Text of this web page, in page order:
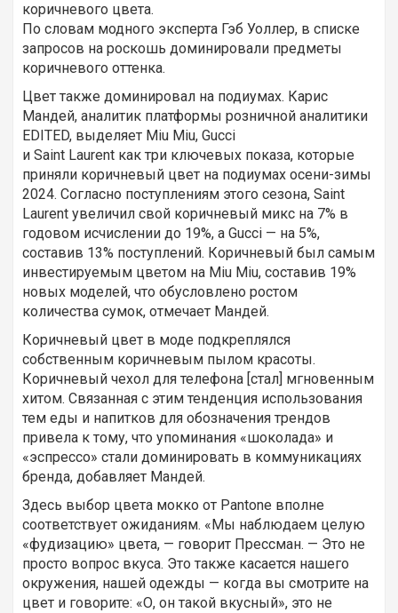
коричневого цвета.
По словам модного эксперта Гэб Уоллер, в списке
запросов на роскошь доминировали предметы
коричневого оттенка.
Цвет также доминировал на подиумах. Карис
Мандей, аналитик платформы розничной аналитики
EDITED, выделяет Miu Miu, Gucci
и Saint Laurent как три ключевых показа, которые
приняли коричневый цвет на подиумах осени-зимы
2024. Согласно поступлениям этого сезона, Saint
Laurent увеличил свой коричневый микс на 7% в
годовом исчислении до 19%, а Gucci — на 5%,
составив 13% поступлений. Коричневый был самым
инвестируемым цветом на Miu Miu, составив 19%
новых моделей, что обусловлено ростом
количества сумок, отмечает Мандей.
Коричневый цвет в моде подкреплялся
собственным коричневым пылом красоты.
Коричневый чехол для телефона [стал] мгновенным
хитом. Связанная с этим тенденция использования
тем еды и напитков для обозначения трендов
привела к тому, что упоминания «шоколада» и
«эспрессо» стали доминировать в коммуникациях
бренда, добавляет Мандей.
Здесь выбор цвета мокко от Pantone вполне
соответствует ожиданиям. «Мы наблюдаем целую
«фудизацию» цвета, — говорит Прессман. — Это не
просто вопрос вкуса. Это также касается нашего
окружения, нашей одежды — когда вы смотрите на
цвет и говорите: «О, он такой вкусный», это не